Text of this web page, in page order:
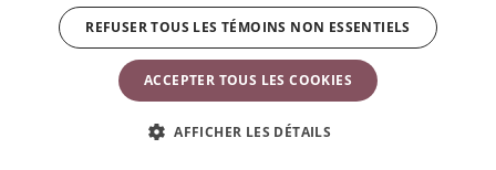
ACCEPTER TOUS LES COOKIES
REFUSER TOUS LES TÉMOINS NON ESSENTIELS
AFFICHER LES DÉTAILS